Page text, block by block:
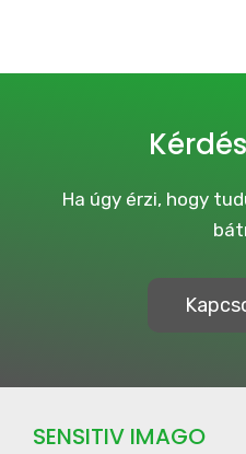
e
Ha úgy érzi, hogy
SENSITIV IMAGO